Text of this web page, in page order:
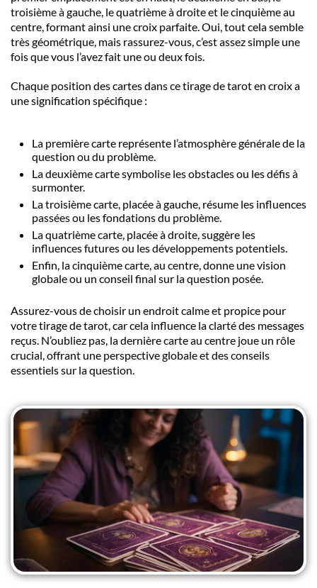
troisième à gauche, le quatrième à droite et le cinquième au
centre, formant ainsi une croix parfaite. Oui, tout cela semble
très géométrique, mais rassurez-vous, c’est assez simple une
fois que vous l’avez fait une ou deux fois.
Chaque position descartesdans cetirage de tarot en croixa
une signification spécifique :
La premièrecarte représente l’atmosphère générale de la
question ou du problème.
La deuxièmecartesymbolise les obstacles ou les défis à
surmonter.
La troisièmecarte , placée à gauche, résume les influences
passées ou les fondations du problème.
La quatrièmecarte , placée à droite, suggère les
influences futures ou les développements potentiels.
Enfin, la cinquièmecarte , au centre, donne une vision
globale ou un conseil final sur laquestion posée.
Assurez-vous de choisir un endroitcalme et propice pour
votretirage de tarot , car cela influence la clarté des messages
reçus. N’oubliez pas, ladernière carteau centre joue un rôle
crucial, offrant une perspective globale et des conseils
essentiels sur laquestion